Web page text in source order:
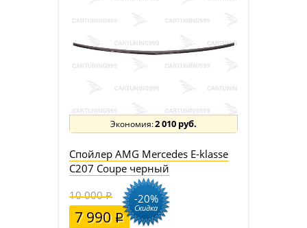
2 010 руб.
Спойлер AMG Mercedes E-klasse
C207 Coupe черный
10 000
7 990
-20%
Скидка